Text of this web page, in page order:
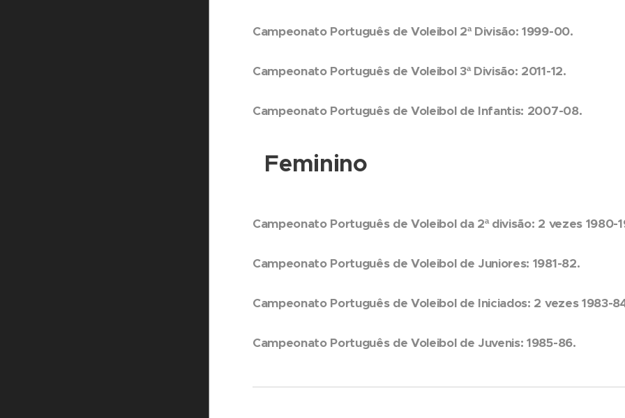
Campeonato Português de Voleibol 2ª Divisão: 1999-00.
Campeonato Português de Voleibol 3ª Divisão: 2011-12.
Campeonato Português de Voleibol de Infantis: 2007-08.
Feminino
Campeonato Português de Voleibol da 2ª divisão: 2 vezes 1980-
Campeonato Português de Voleibol de Juniores: 1981-82.
Campeonato Português de Voleibol de Iniciados: 2 vezes 1983-
Campeonato Português de Voleibol de Juvenis: 1985-86.